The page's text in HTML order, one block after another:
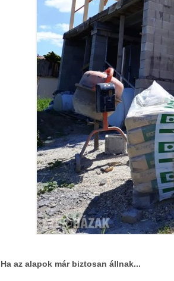
Ha az alapok már biztosan állnak...